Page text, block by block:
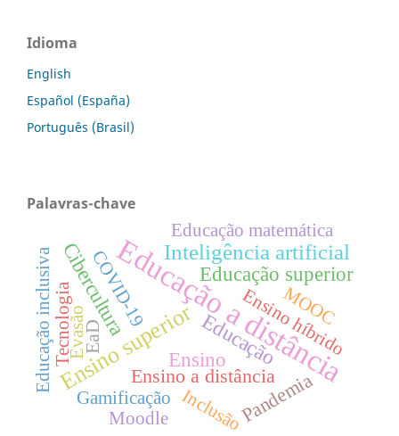
Idioma
English
Español (España)
Português (Brasil)
Palavras-chave
Educação a distância
Ensino superior
Inteligência artificial
Educação
Ensino
Cibercultura Educação superior
EaD
Ensino a distânciaPandemia
Inclusão
Educação inclusiva Ensino híbrido
Gamificação
Educação matemática
COVID-19 MOOC
Evasão
Moodle
Tecnologia